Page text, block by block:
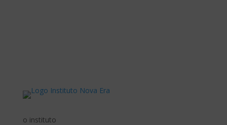
o instituto